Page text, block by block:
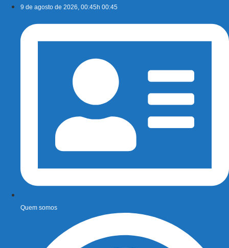
conteúdo
9 de agosto de 2026, 00:45h 00:45
Quem somos